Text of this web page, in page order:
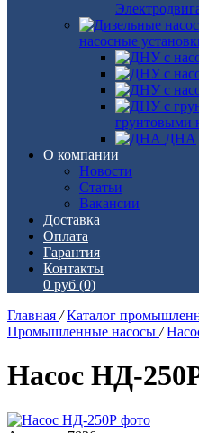
насосные
грунтовыми
ДНА
О компании
Новости
Статьи
Вакансии
Доставка
Оплата
Гарантия
Контакты
0 руб (0)
Главная / Каталог
Промышленные насосы /
Насос НД-